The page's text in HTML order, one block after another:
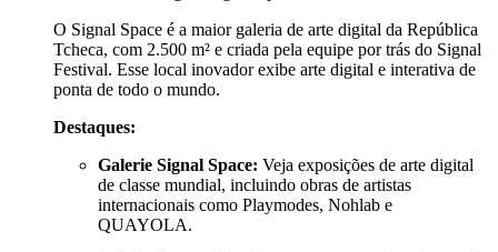
O Signal Space é a maior galeria de arte digital da República
Tcheca, com 2.500 m² e criada pela equipe por trás do Signal
Festival. Esse local inovador exibe arte digital e interativa de
ponta de todo o mundo.
Destaques:
Galerie Signal Space: Veja exposições de arte digital
de classe mundial, incluindo obras de artistas
internacionais como Playmodes, Nohlab e
QUAYOLA.